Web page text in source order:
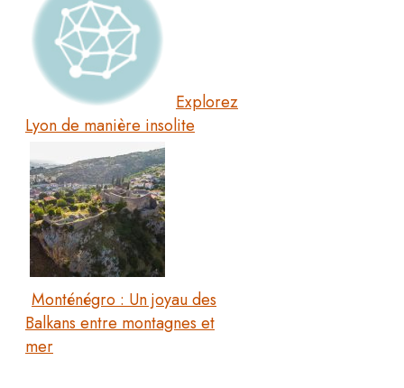
Explorez
Lyon de manière insolite
Monténégro : Un joyau des
Balkans entre montagnes et
mer